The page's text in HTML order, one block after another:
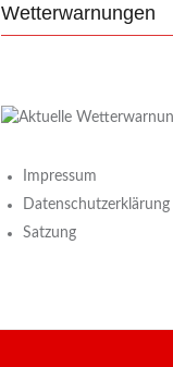
Wetterwarnungen
Impressum
Datenschutzerklärung
Satzung